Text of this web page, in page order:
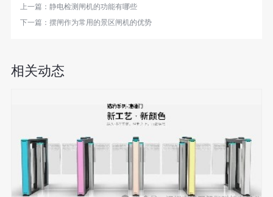
上一篇： 静电检测闸机的功能有哪些
下一篇： 摆闸作为常用的景区闸机的优势
相关动态